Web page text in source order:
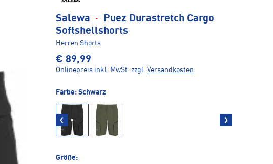
Salewa · Puez Durastretch Cargo
Softshellshorts
Herren Shorts
€ 89,99
Onlinepreis inkl. MwSt. zzgl. Versandkosten
Farbe: Schwarz
Größe: